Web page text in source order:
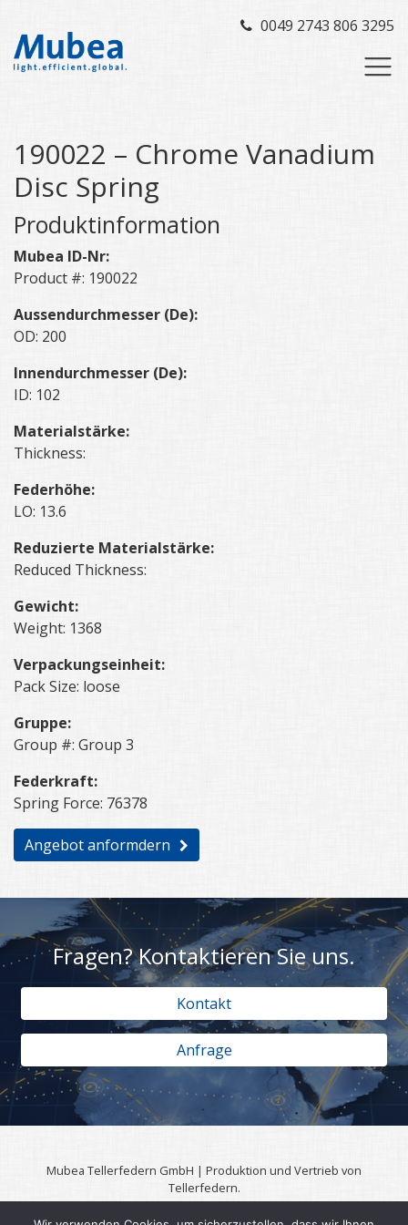
0049 2743 806 3295
190022 – Chrome Vanadium
Disc Spring
Produktinformation
Mubea ID-Nr:
Product #: 190022
Aussendurchmesser (De):
OD: 200
Innendurchmesser (De):
ID: 102
Materialstärke:
Thickness:
Federhöhe:
LO: 13.6
Reduzierte Materialstärke:
Reduced Thickness:
Gewicht:
Weight: 1368
Verpackungseinheit:
Pack Size: loose
Gruppe:
Group #: Group 3
Federkraft:
Spring Force: 76378
Angebot anformdern
Fragen? Kontaktieren Sie uns.
Kontakt
Anfrage
Mubea Tellerfedern GmbH | Produktion und Vertrieb von
Tellerfedern.